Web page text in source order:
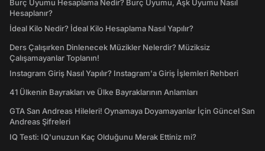
Burç Uyumu Hesaplama Nedir? Burç Uyumu, Aşk Uyumu Nasıl
Hesaplanır?
İdeal Kilo Nedir? İdeal Kilo Hesaplama Nasıl Yapılır?
Ders Çalışırken Dinlenecek Müzikler Nelerdir? Müziksiz
Çalışamayanlar Toplanın!
Instagram Giriş Nasıl Yapılır? Instagram'a Giriş İşlemleri Rehberi
41 Ülkenin Bayrakları ve Ülke Bayraklarının Anlamları
GTA San Andreas Hileleri! Oynamaya Doyamayanlar İçin Güncel San
Andreas Şifreleri
IQ Testi: IQ'unuzun Kaç Olduğunu Merak Ettiniz mi?